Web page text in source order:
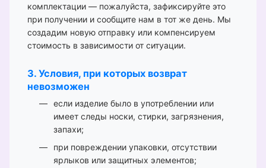
комплектации — пожалуйста, зафиксируйте это
при получении и сообщите нам в тот же день. Мы
создадим новую отправку или компенсируем
стоимость в зависимости от ситуации.
3. Условия, при которых возврат
невозможен
если изделие было в употреблении или
имеет следы носки, стирки, загрязнения,
запахи;
при повреждении упаковки, отсутствии
ярлыков или защитных элементов;